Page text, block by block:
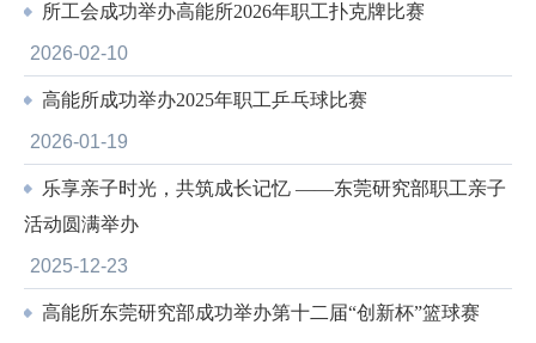
所工会成功举办高能所2026年职工扑克牌比赛
2026-02-10
高能所成功举办2025年职工乒乓球比赛
2026-01-19
乐享亲子时光，共筑成长记忆 ——东莞研究部职工亲子
活动圆满举办
2025-12-23
高能所东莞研究部成功举办第十二届“创新杯”篮球赛